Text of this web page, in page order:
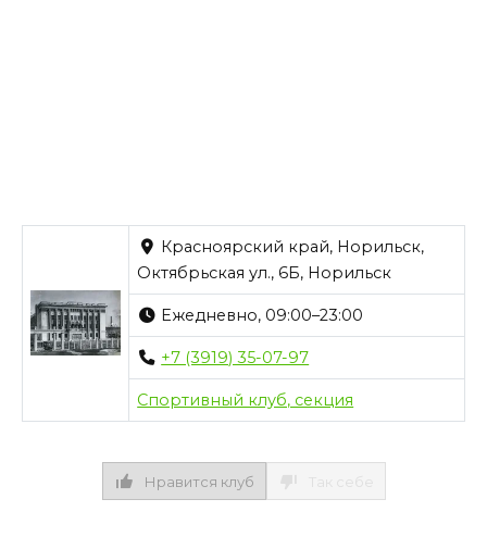
Красноярский край, Норильск,
Октябрьская ул., 6Б, Норильск
Ежедневно, 09:00–23:00
+7 (3919) 35-07-97
Спортивный клуб, секция
Нравится клуб